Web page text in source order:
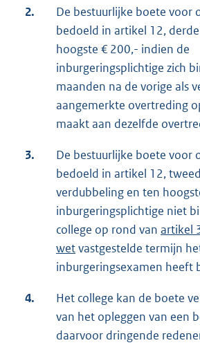
2.
De bestuurlijke boete voor
bedoeld in artikel 12,
hoogste € 200,- indien de
inburgeringsplichtige zich
maanden na de vorige als
aangemerkte overtreding
maakt aan dezelfde
3.
De bestuurlijke boete voor
bedoeld in artikel 12,
verdubbeling en ten
inburgeringsplichtige niet
college op rond van artikel
wetvastgestelde termijn
inburgeringsexamen heeft
4.
Het college kan de boete
van het opleggen van een
daarvoor dringende